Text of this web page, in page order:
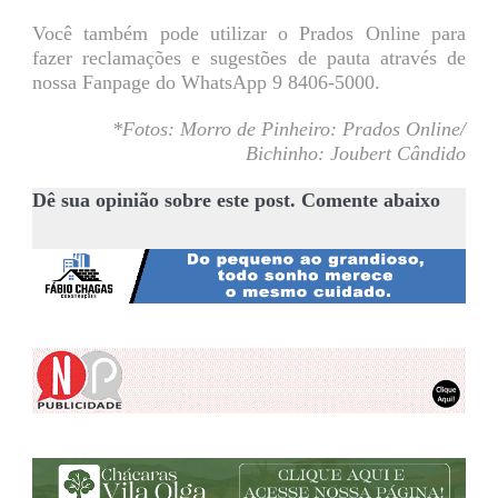
Você também pode utilizar o Prados Online para
fazer reclamações e sugestões de pauta através de
nossa Fanpage do WhatsApp 9 8406-5000.
*Fotos: Morro de Pinheiro: Prados Online/
Bichinho: Joubert Cândido
Dê sua opinião sobre este post. Comente abaixo